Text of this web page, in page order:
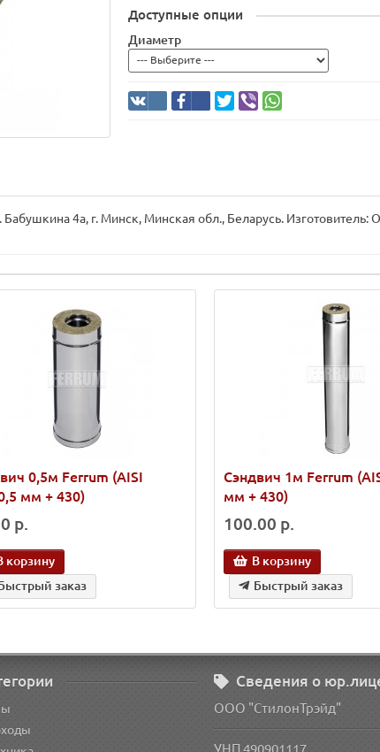
Доступные опции
Диаметр
4а, г. Минск, Минская обл., Беларусь.
0,5м Ferrum (AISI
мм + 430)
р.
корзину
заказ
Сэндвич 1м Ferrum
мм + 430)
100.00 р.
В корзину
Быстрый заказ
Сведения о
ООО "СтилонТрэйд"
УНП 490901117